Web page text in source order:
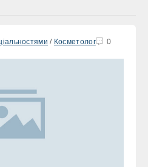
/ Косметолог 0